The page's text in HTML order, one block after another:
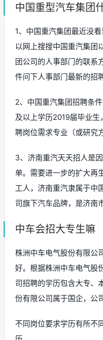
中国重型汽车集团
1、中国重汽集团最近没
以网上搜搜中国重汽集团
团公司的人事部门的联系
件问下人事部门最新的招
2、中国重汽集团招聘条
及以上学历2019届毕业
聘岗位需求专业（或研究
3、济南重汽天天招人是
单。需要进一步的扩大再
工人，济南重汽隶属于中
司旗下汽车品牌，是济南
中车会招大专生嘛
株洲中车电气股份有限公
好。根据株洲中车电气股
司招聘的学历包含大专、
份有限公司属于国企，公
不同岗位要求学历有所不